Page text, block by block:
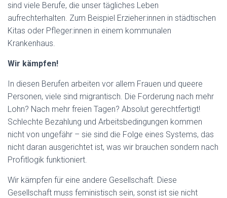
sind viele Berufe, die unser tägliches Leben
aufrechterhalten. Zum Beispiel Erzieher:innen in städtischen
Kitas oder Pfleger:innen in einem kommunalen
Krankenhaus.
Wir kämpfen!
In diesen Berufen arbeiten vor allem Frauen und queere
Personen, viele sind migrantisch. Die Forderung nach mehr
Lohn? Nach mehr freien Tagen? Absolut gerechtfertigt!
Schlechte Bezahlung und Arbeitsbedingungen kommen
nicht von ungefähr – sie sind die Folge eines Systems, das
nicht daran ausgerichtet ist, was wir brauchen sondern nach
Profitlogik funktioniert.
Wir kämpfen für eine andere Gesellschaft. Diese
Gesellschaft muss feministisch sein, sonst ist sie nicht